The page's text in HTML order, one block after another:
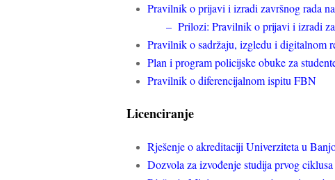
Pravilnik o prijavi i izradi završnog rada
– Prilozi: Pravilnik o prijavi i izradi
Pravilnik o sadržaju, izgledu i digitalnom
Plan i program policijske obuke za
Pravilnik o diferencijalnom ispitu FBN
Licenciranje
Rješenje o akreditaciji Univerziteta u
Dozvola za izvođenje studija prvog